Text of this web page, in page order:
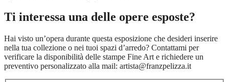
Ti interessa una delle opere esposte?
Hai visto un’opera durante questa esposizione che desideri inserire
nella tua collezione o nei tuoi spazi d’arredo? Contattami per
verificare la disponibilità delle stampe Fine Art e richiedere un
preventivo personalizzato alla mail: artista@franzpelizza.it